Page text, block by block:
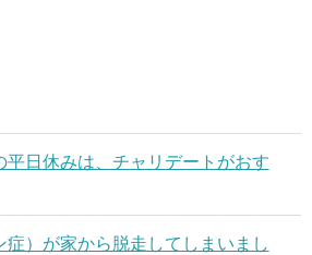
平日休みは、チャリデートがおす
症）が家から脱走してしまいまし